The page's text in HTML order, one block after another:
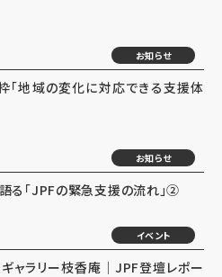
お知らせ
「地域の変化に対応できる支援体
お知らせ
語る「JPFの緊急支援の流れ」②
イベント
ギャラリー枝香庵｜JPF登壇レポー